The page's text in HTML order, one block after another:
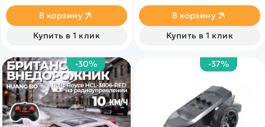
В корзину
Купить в 1 клик
В корзину
Купить в 1 клик
-30% -37%